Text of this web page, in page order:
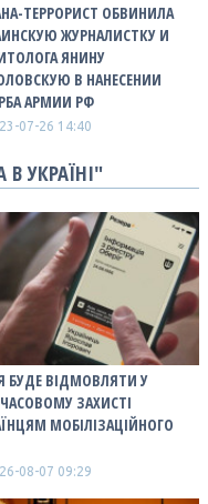
ТЕРРОРИСТ ОБВИНИЛА
ЖУРНАЛИСТКУ И
ЯНИНУ
В НАНЕСЕНИИ
АРМИИ РФ
07-26 14:40
УКРАЇНІ"
БУДЕ ВІДМОВЛЯТИ У
ЗАХИСТІ
МОБІЛІЗАЦІЙНОГО
08-07 09:29